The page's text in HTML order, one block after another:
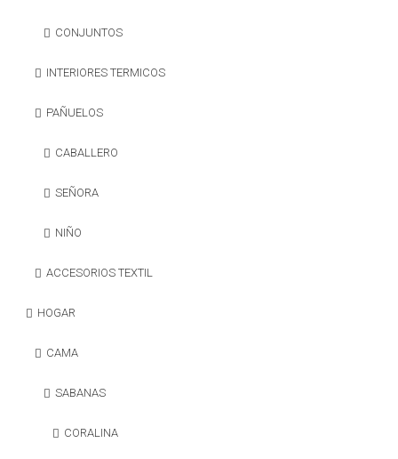
CONJUNTOS
INTERIORES TERMICOS
PAÑUELOS
CABALLERO
SEÑORA
NIÑO
ACCESORIOS TEXTIL
HOGAR
CAMA
SABANAS
CORALINA